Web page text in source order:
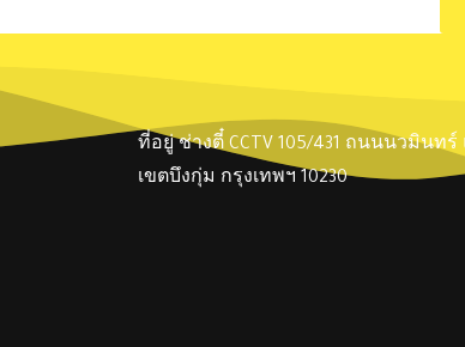
ที่อยู่ ช่างตี๋ CCTV 105/431 ถนนนวมินท
เขตบึงกุ่ม กรุงเทพฯ 10230